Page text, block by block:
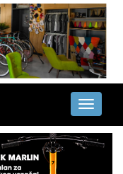
Toggle